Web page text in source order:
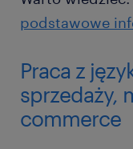
podstawowe
Praca z
sprzedaży,
commerce